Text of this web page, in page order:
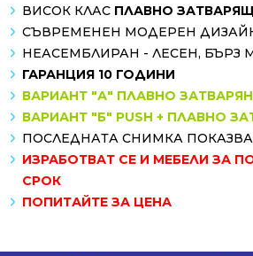
ВИСОК КЛАС ПЛАВНО
СЪВРЕМЕНЕН МОДЕРЕН
НЕАСЕМБЛИРАН - ЛЕСЕН, БЪРЗ
ГАРАНЦИЯ 10 ГОДИНИ
ВАРИАНТ "А" ПЛАВНО
ВАРИАНТ "Б" PUSH + ПЛАВНО
ПОСЛЕДНАТА СНИМКА ПОКАЗВА
ИЗРАБОТВАТ СЕ И МЕБЕЛИ ЗА
СРОК
ПОПИТАЙТЕ ЗА ЦЕНА